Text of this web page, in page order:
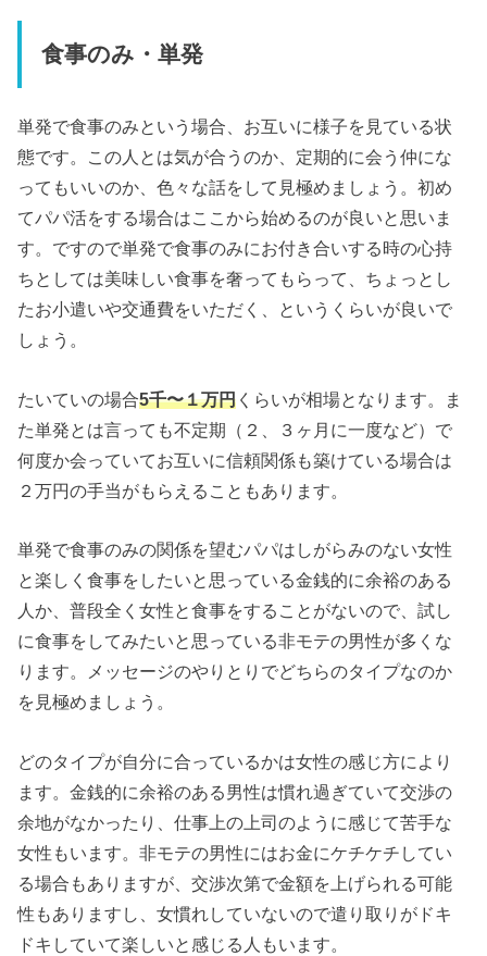
食事のみ・単発
単発で食事のみという場合、お互いに様子を見ている状
態です。この人とは気が合うのか、定期的に会う仲にな
ってもいいのか、色々な話をして見極めましょう。初め
てパパ活をする場合はここから始めるのが良いと思いま
す。ですので単発で食事のみにお付き合いする時の心持
ちとしては美味しい食事を奢ってもらって、ちょっとし
たお小遣いや交通費をいただく、というくらいが良いで
しょう。
たいていの場合5千〜１万円 くらいが相場となります。ま
た単発とは言っても不定期（２、３ヶ月に一度など）で
何度か会っていてお互いに信頼関係も築けている場合は
２万円の手当がもらえることもあります。
単発で食事のみの関係を望むパパはしがらみのない女性
と楽しく食事をしたいと思っている金銭的に余裕のある
人か、普段全く女性と食事をすることがないので、試し
に食事をしてみたいと思っている非モテの男性が多くな
ります。メッセージのやりとりでどちらのタイプなのか
を見極めましょう。
どのタイプが自分に合っているかは女性の感じ方により
ます。金銭的に余裕のある男性は慣れ過ぎていて交渉の
余地がなかったり、仕事上の上司のように感じて苦手な
女性もいます。非モテの男性にはお金にケチケチしてい
る場合もありますが、交渉次第で金額を上げられる可能
性もありますし、女慣れしていないので遣り取りがドキ
ドキしていて楽しいと感じる人もいます。